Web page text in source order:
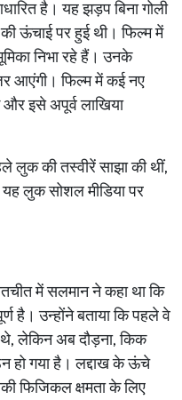
है। यह झड़प बिना गोली
ऊंचाई पर हुई थी। फिल्म में
निभा रहे हैं। उनके
आएंगी। फिल्म में कई नए
इसे अपूर्व लाखिया
लुक की तस्वीरें साझा की थीं,
लुक सोशल मीडिया पर
में सलमान ने कहा था कि
है। उन्होंने बताया कि पहले वे
लेकिन अब दौड़ना, किक
हो गया है। लद्दाख के ऊंचे
फिजिकल क्षमता के लिए